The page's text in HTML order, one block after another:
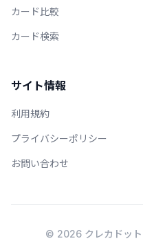
カード比較
カード検索
サイト情報
利用規約
プライバシーポリシー
お問い合わせ
© 2026 クレカドッ